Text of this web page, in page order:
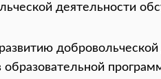
деятельности
образовательной